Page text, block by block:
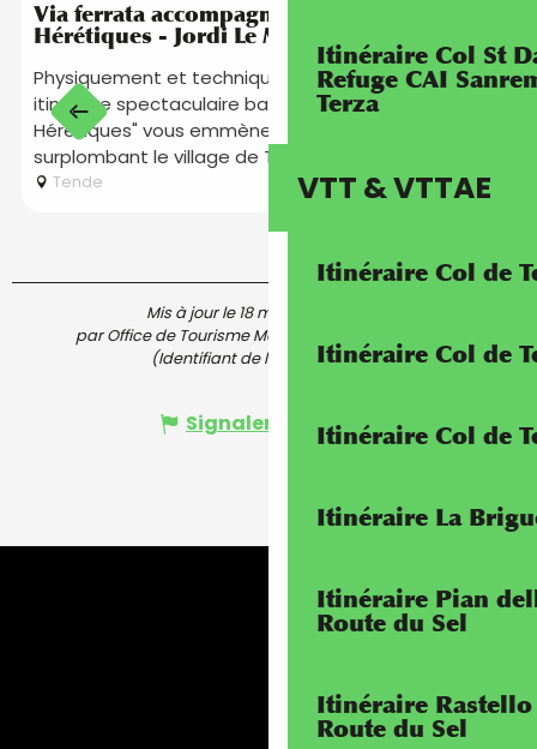
Itinéraire Col St
Refuge CAI
Terza
VTT & VTTAE
Itinéraire Col de
Itinéraire Col de
Itinéraire Col de
Itinéraire La
Itinéraire Pian
Route du Sel
Itinéraire
Route du Sel
Via ferrata accompagnée - La Voie des
Hérétiques - Jordi Le Martelot
Physiquement et techniquement accessible, cet
itinéraire spectaculaire baptisé la "Voie des
Hérétiques" vous emmène le long des falaises
surplombant le village de Tende.
Tende
Mis à jour le 18 mars 2026 à 14:44
par Office de Tourisme Menton, Riviera & Merveilles
(Identifiant de l'offre :
7690667)
Signaler une erreur